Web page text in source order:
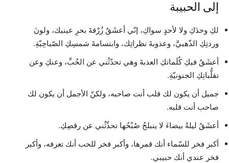
إلى الحبيبة
لكِ وحدَكِ ولا لأحدٍ سواكِ، إنّي أعشَقُ زُرْقةَ بحرِ عينيك، ولونَ
وردتِكِ الذّهبيَّ، وعذوبةَ نظراتِك، وابتسامةَ شمسِكِ الصّباحِيّةِ.
أعشَقُ فيكِ كُلَماتكِ العذبةَ وهي تحدّثُني عن الحُبِّ، وعنكِ وعن
تقلُّباتِكِ الجنونيّةِ.
جميل أن يكون لك قلب أنت صاحبه، ولكنّ الأجمل أن يكون لك
صاحب أنت قلبه.
أعشَقُ ليلةً بيضاءَ لا ينبلجُ صُبْحُها تحدِّثُني عن رقصِكِ.
أكبر فخر للسّماء أنك قمرها، وأكبر فخر للحب أنك تعرفه، وأكبر
فخر عندي أنك حبيبي.